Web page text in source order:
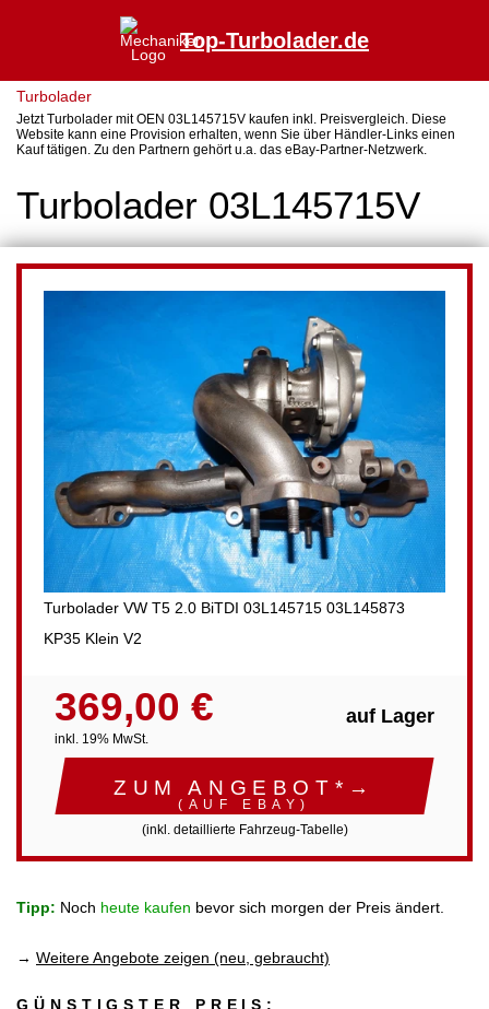
Top-Turbolader.de
Turbolader
Jetzt Turbolader mit OEN 03L145715V kaufen inkl. Preisvergleich. Diese
Website kann eine Provision erhalten, wenn Sie über Händler-Links einen
Kauf tätigen. Zu den Partnern gehört u.a. das eBay-Partner-Netzwerk.
Turbolader 03L145715V
Turbolader VW T5 2.0 BiTDI 03L145715 03L145873
KP35 Klein V2
369,00 €
inkl. 19% MwSt.
auf Lager
ZUM ANGEBOT*→
(AUF EBAY)
(inkl. detaillierte Fahrzeug-Tabelle)
Tipp: Noch heute kaufen bevor sich morgen der Preis ändert.
→ Weitere Angebote zeigen (neu, gebraucht)
GÜNSTIGSTER PREIS: